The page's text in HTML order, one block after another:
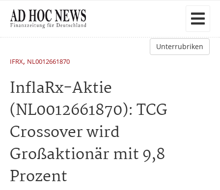
Unterrubriken
IFRX, NL0012661870
InflaRx-Aktie
(NL0012661870): TCG
Crossover wird
Großaktionär mit 9,8
Prozent